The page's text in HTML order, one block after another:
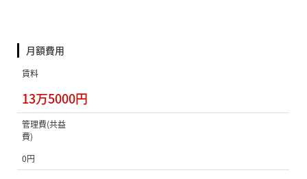
月額費用
賃料
13万5000円
管理費(共益
費)
0円